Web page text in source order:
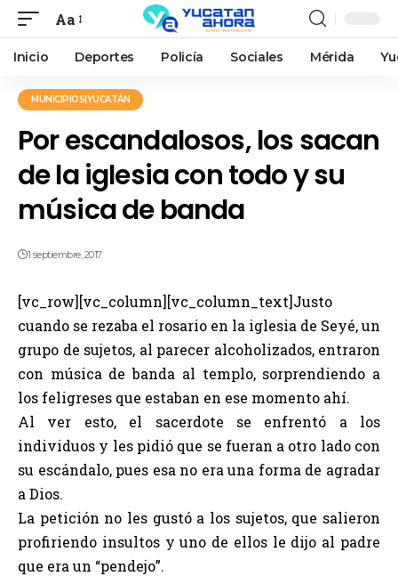
Aa
Inicio Deportes Policía Sociales Mérida
MUNICIPIOS|YUCATÁN
Por escandalosos, los sacan
de la iglesia con todo y su
música de banda
1 septiembre, 2017
[vc_row][vc_column][vc_column_text]Justo
cuando se rezaba el rosario en la iglesia de Seyé, un
grupo de sujetos, al parecer alcoholizados, entraron
con música de banda al templo, sorprendiendo a
los feligreses que estaban en ese momento ahí.
Al ver esto, el sacerdote se enfrentó a los
individuos y les pidió que se fueran a otro lado con
su escándalo, pues esa no era una forma de agradar
a Dios.
La petición no les gustó a los sujetos, que salieron
profiriendo insultos y uno de ellos le dijo al padre
que era un “pendejo”.